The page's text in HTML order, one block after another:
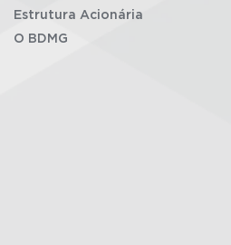
Estrutura Acionária
O BDMG